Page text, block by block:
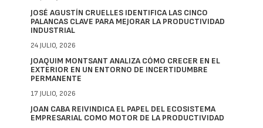
JOSÉ AGUSTÍN CRUELLES IDENTIFICA LAS CINCO
PALANCAS CLAVE PARA MEJORAR LA PRODUCTIVIDAD
INDUSTRIAL
24 JULIO, 2026
JOAQUIM MONTSANT ANALIZA CÓMO CRECER EN EL
EXTERIOR EN UN ENTORNO DE INCERTIDUMBRE
PERMANENTE
17 JULIO, 2026
JOAN CABA REIVINDICA EL PAPEL DEL ECOSISTEMA
EMPRESARIAL COMO MOTOR DE LA PRODUCTIVIDAD